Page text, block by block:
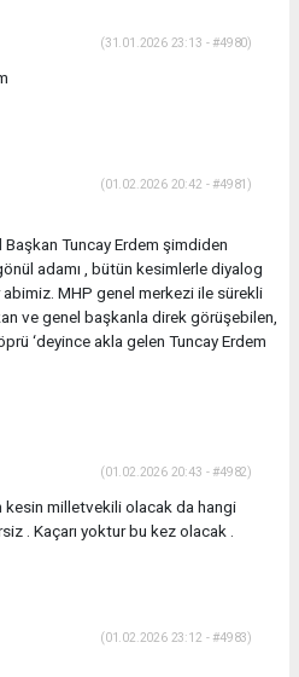
(31.01.2026 23:13 - #4980)
(01.02.2026 20:42 - #4981)
Başkan Tuncay Erdem şimdiden
adamı , bütün kesimlerle diyalog
MHP genel merkezi ile sürekli
ve genel başkanla direk görüşebilen,
‘deyince akla gelen Tuncay Erdem
(01.02.2026 20:43 - #4982)
kesin milletvekili olacak da hangi
. Kaçarı yoktur bu kez olacak .
(01.02.2026 23:12 - #4983)